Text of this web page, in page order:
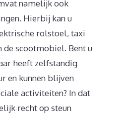
namelijk ook
Hierbij kan u
rolstoel, taxi
de scootmobiel. Bent u
heeft zelfstandig
en kunnen blijven
activiteiten? In dat
recht op steun